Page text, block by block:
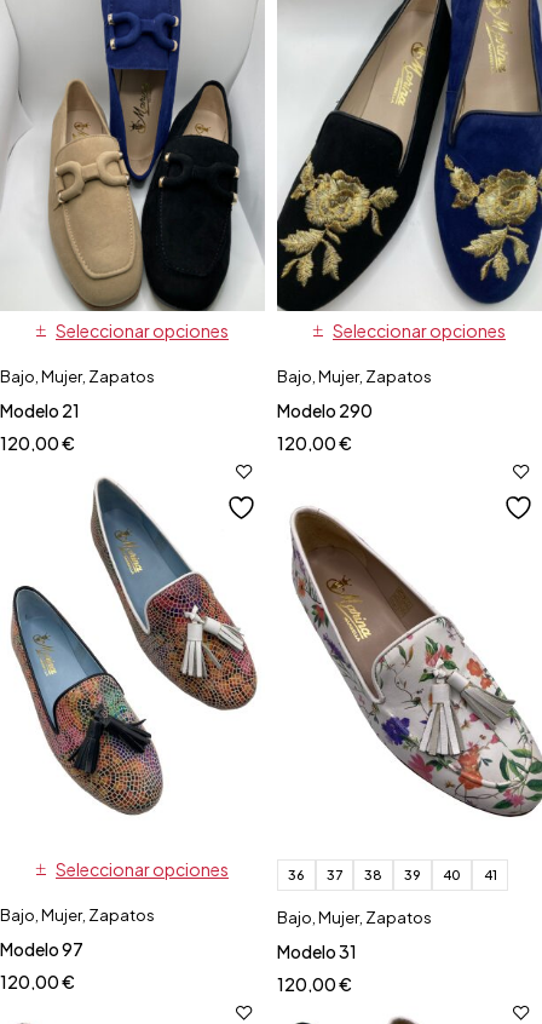
Seleccionar opciones
Bajo Mujer, Zapatos
Modelo 21
120,00€
Seleccionar opciones
Bajo Mujer, Zapatos
Modelo 290
120,00€
Seleccionar opciones
Bajo Mujer, Zapatos
Modelo 97
120,00€
36 37 38 39 40 41
Bajo Mujer, Zapatos
Modelo 31
120,00€